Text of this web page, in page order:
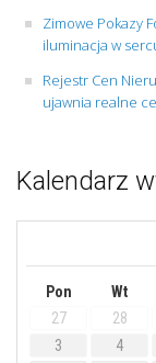
Zimowe Pokazy
iluminacja w
Rejestr Cen
ujawnia realne
Kalendarz
Pon Wt
27
28
3
4